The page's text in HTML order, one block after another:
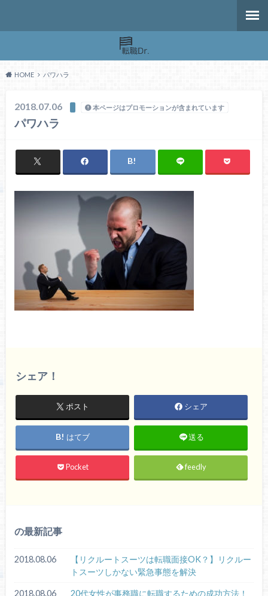
HOME パワハラ
2018.07.06 本ページはプロモーションが含まれています
パワハラ
シェア！
ポスト シェア
はてブ 送る
Pocket feedly
の最新記事
2018.08.06
【リクルートスーツは転職面接OK？】リクルー
トスーツしかない緊急事態を解決
2018.08.06
20代女性が事務職に転職するための成功方法！